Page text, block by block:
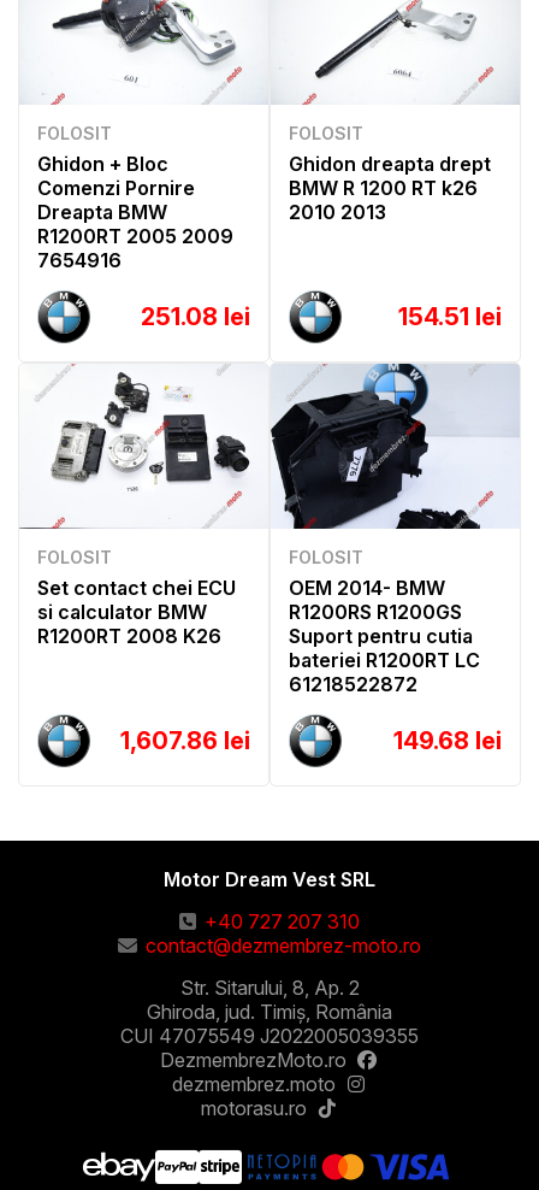
FOLOSIT
Ghidon + Bloc
Comenzi Pornire
Dreapta BMW
R1200RT 2005 2009
7654916
251.08 lei
FOLOSIT
Ghidon dreapta drept
BMW R 1200 RT k26
2010 2013
154.51 lei
FOLOSIT
Set contact chei ECU
si calculator BMW
R1200RT 2008 K26
1,607.86 lei
FOLOSIT
OEM 2014- BMW
R1200RS R1200GS
Suport pentru cutia
bateriei R1200RT LC
61218522872
149.68 lei
Motor Dream Vest SRL
+40 727 207 310
contact@dezmembrez-moto.ro
Str. Sitarului, 8, Ap. 2
Ghiroda, jud. Timiș, România
CUI 47075549 J2022005039355
DezmembrezMoto.ro
dezmembrez.moto
motorasu.ro